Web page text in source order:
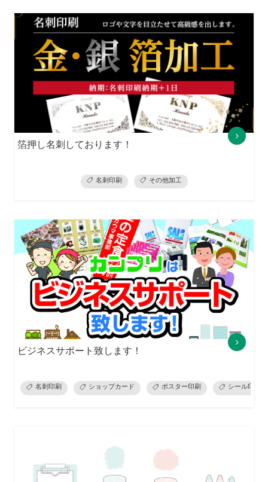
箔押し名刺しております！
名刺印刷 その他加工
ビジネスサポート致します！
名刺印刷 ショップカード ポスター印刷 シール印刷